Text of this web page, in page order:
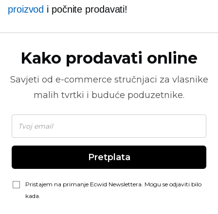
proizvod i počnite prodavati!
Kako prodavati online
Savjeti od e-commerce stručnjaci za vlasnike
malih tvrtki i buduće poduzetnike.
Pretplata
Pristajem na primanje Ecwid Newslettera. Mogu se odjaviti bilo
kada.